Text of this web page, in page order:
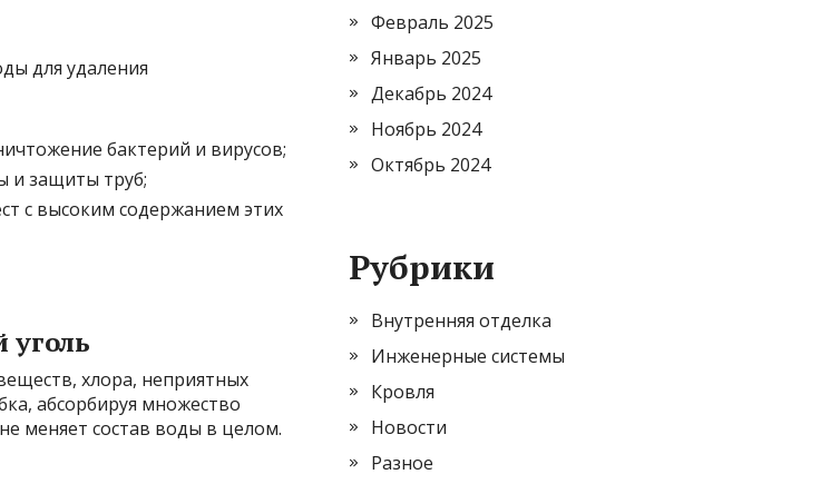
для удаления
бактерий и вирусов;
и защиты труб;
с высоким содержанием этих
хлора, неприятных
абсорбируя множество
меняет состав воды в целом.
Февраль 2025
Январь 2025
Декабрь 2024
Ноябрь 2024
Октябрь 2024
Рубрики
Внутренняя отделка
Инженерные системы
Кровля
Новости
Разное